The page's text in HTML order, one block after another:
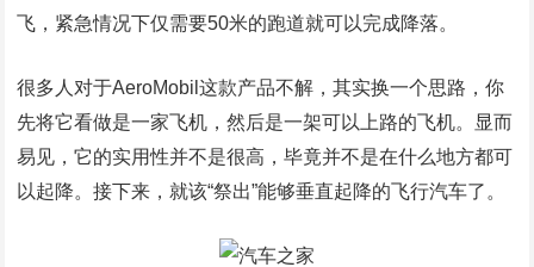
飞，紧急情况下仅需要50米的跑道就可以完成降落。
很多人对于AeroMobil这款产品不解，其实换一个思路，你
先将它看做是一家飞机，然后是一架可以上路的飞机。显而
易见，它的实用性并不是很高，毕竟并不是在什么地方都可
以起降。接下来，就该“祭出”能够垂直起降的飞行汽车了。